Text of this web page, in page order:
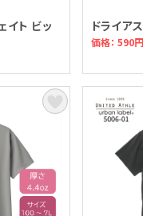
イト ビッ
ドライア
価格： 590円